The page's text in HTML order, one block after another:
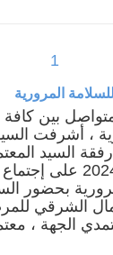
المرورية
بين
، أشرفت
السيد
الأربعاء 18 سبتمبر 2024
بحضور
الشرقي
الجهة ،